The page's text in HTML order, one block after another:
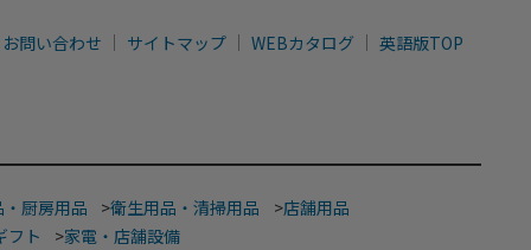
お問い合わせ サイトマップ WEBカタログ 英語版TOP
厨房用品 >衛生用品・清掃用品 >店舗用品
フト
>家電・店舗設備